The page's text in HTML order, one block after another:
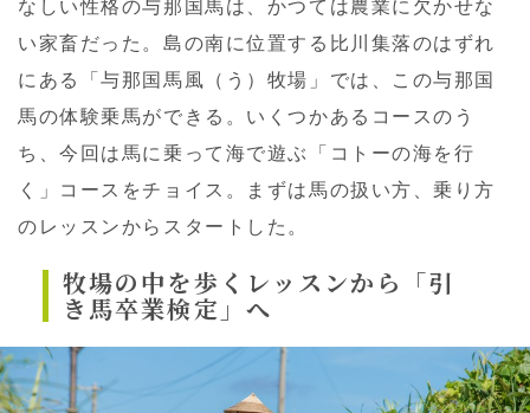
なしい性格の与那国馬は、かつては農業に欠かせな
い家畜だった。島の南に位置する比川集落のはずれ
にある「与那国馬風（う）牧場」では、この与那国
馬の体験乗馬ができる。いくつかあるコースのう
ち、今回は馬に乗って海で遊ぶ「コトーの海を行
く」コースをチョイス。まずは馬の扱い方、乗り方
のレッスンからスタートした。
牧場の中を歩くレッスンから 「引
き馬卒業検定」へ